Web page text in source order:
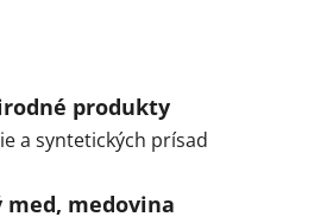
produkty
a syntetických prísad
medovina